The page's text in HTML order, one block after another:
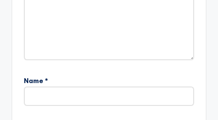
Name *